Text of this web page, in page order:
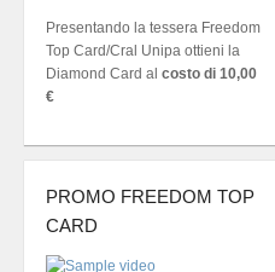
Presentando la tessera Freedom
Top Card/Cral Unipa ottieni la
Diamond Card al costo di 10,00
€
PROMO FREEDOM TOP
CARD